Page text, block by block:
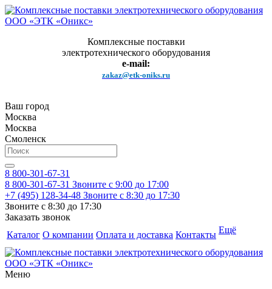
Комплексные поставки
электротехнического оборудования
e-mail:
zakaz@etk-oniks.ru
Ваш город
Москва
Москва
Смоленск
8 800-301-67-31
8 800-301-67-31 Звоните с 9:00 до 17:00
+7 (495) 128-34-48 Звоните с 8:30 до 17:30
Звоните с 8:30 до 17:30
Заказать звонок
Каталог О компании Оплата и доставка Контакты Ещё
Меню